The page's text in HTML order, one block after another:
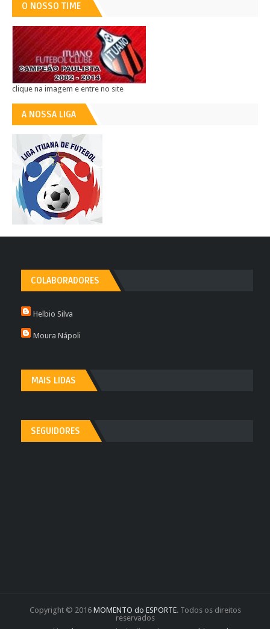
O NOSSO TIME
clique na imagem e entre no site
A NOSSA LIGA
COLABORADORES
Helbio Silva
Moura Nápoli
MAIS LIDAS
SEGUIDORES
Copyright © 2016 MOMENTO do ESPORTE. Todos os direitos
reservados